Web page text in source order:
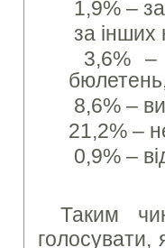
1,9% –
за інших
3,6% –
8,6% –
21,2% –
0,9% –
Таким